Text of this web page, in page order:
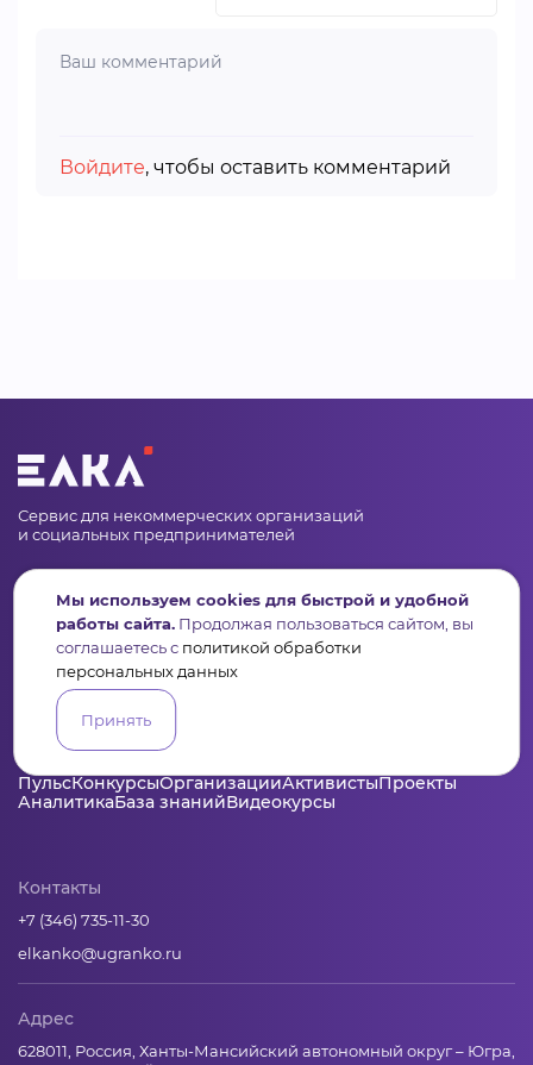
Войдите, чтобы оставить комментарий
Сервис для некоммерческих организаций
и социальных предпринимателей
Подпишись на рассылку дайджест, новости, мероприятия
ПульсКонкурсыОрганизацииАктивистыПроекты
АналитикаБаза знанийВидеокурсы
Контакты
+7 (346) 735-11-30
elkanko@ugranko.ru
Адрес
628011, Россия, Ханты-Мансийский автономный округ – Югра,
Мы используем cookies для быстрой и удобной
работы сайта. Продолжая пользоваться сайтом, вы
соглашаетесь с политикой обработки
персональных данных
Принять